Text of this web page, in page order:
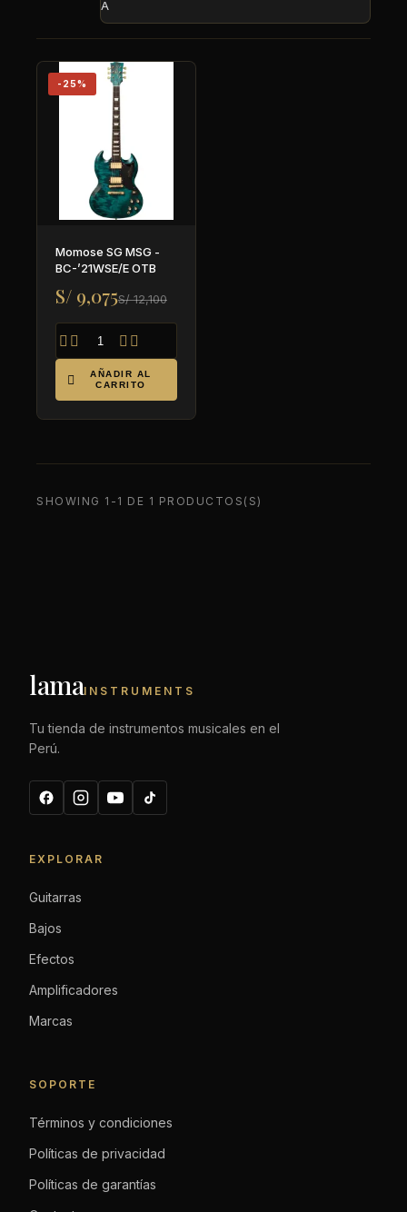
A
-25%
Momose SG MSG -
BC-’21WSE/E OTB
S/ 9,075S/ 12,100
   

AÑADIR AL
CARRITO
SHOWING 1-1 DE 1 PRODUCTOS(S)
lamaINSTRUMENTS
Tu tienda de instrumentos musicales en el
Perú.
EXPLORAR
Guitarras
Bajos
Efectos
Amplificadores
Marcas
SOPORTE
Términos y condiciones
Políticas de privacidad
Políticas de garantías